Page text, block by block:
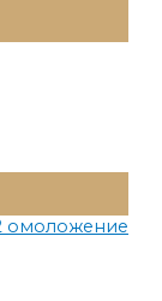
омоложение